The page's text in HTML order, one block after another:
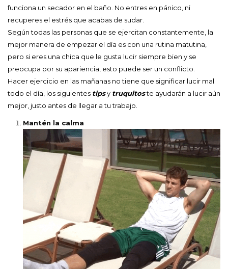
funciona un secador en el baño. No entres en pánico, ni
recuperes el estrés que acabas de sudar.
Según todas las personas que se ejercitan constantemente, la
mejor manera de empezar el día es con una rutina matutina,
pero si eres una chica que le gusta lucir siempre bien y se
preocupa por su apariencia, esto puede ser un conflicto.
Hacer ejercicio en las mañanas no tiene que significar lucir mal
todo el día, los siguientes tipsy truquitoste ayudarán a lucir aún
mejor, justo antes de llegar a tu trabajo.
Mantén la calma